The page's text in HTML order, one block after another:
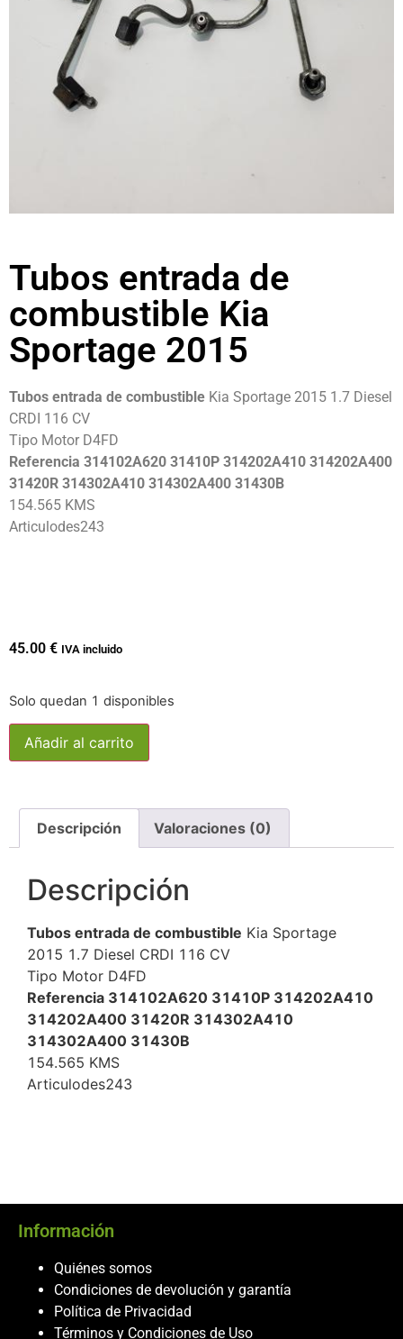
Tubos entrada de
combustible Kia
Sportage 2015
Tubos entrada de combustible Kia Sportage 2015 1.7 Diesel
CRDI 116 CV
Tipo Motor D4FD
Referencia 314102A620 31410P 314202A410 314202A400
31420R 314302A410 314302A400 31430B
154.565 KMS
Articulodes243
45.00 € IVA incluido
Solo quedan 1 disponibles
Añadir al carrito
Descripción Valoraciones (0)
Descripción
Tubos entrada de combustible Kia Sportage
2015 1.7 Diesel CRDI 116 CV
Tipo Motor D4FD
Referencia 314102A620 31410P 314202A410
314202A400 31420R 314302A410
314302A400 31430B
154.565 KMS
Articulodes243
Información
Quiénes somos
Condiciones de devolución y garantía
Política de Privacidad
Términos y Condiciones de Uso